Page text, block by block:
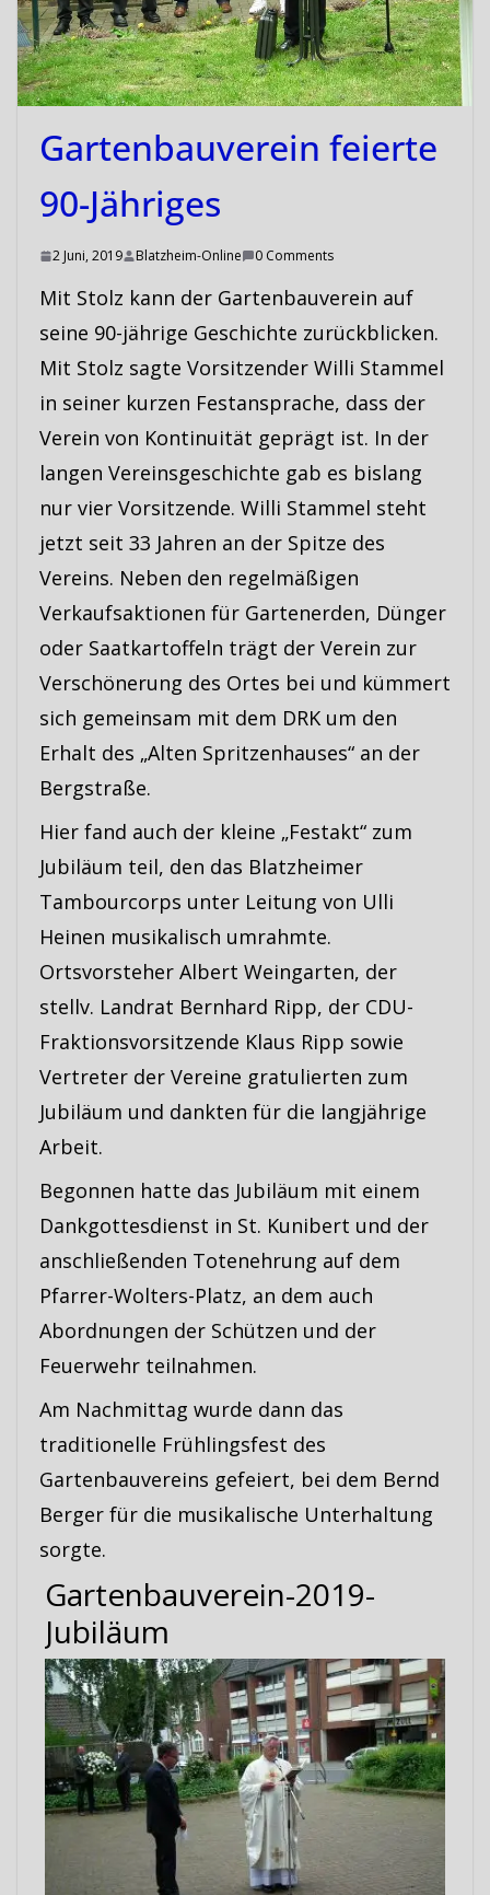
Gartenbauverein feierte
90-Jähriges
2 Juni, 2019 Blatzheim-Online 0 Comments
Mit Stolz kann der Gartenbauverein auf
seine 90-jährige Geschichte zurückblicken.
Mit Stolz sagte Vorsitzender Willi Stammel
in seiner kurzen Festansprache, dass der
Verein von Kontinuität geprägt ist. In der
langen Vereinsgeschichte gab es bislang
nur vier Vorsitzende. Willi Stammel steht
jetzt seit 33 Jahren an der Spitze des
Vereins. Neben den regelmäßigen
Verkaufsaktionen für Gartenerden, Dünger
oder Saatkartoffeln trägt der Verein zur
Verschönerung des Ortes bei und kümmert
sich gemeinsam mit dem DRK um den
Erhalt des „Alten Spritzenhauses“ an der
Bergstraße.
Hier fand auch der kleine „Festakt“ zum
Jubiläum teil, den das Blatzheimer
Tambourcorps unter Leitung von Ulli
Heinen musikalisch umrahmte.
Ortsvorsteher Albert Weingarten, der
stellv. Landrat Bernhard Ripp, der CDU-
Fraktionsvorsitzende Klaus Ripp sowie
Vertreter der Vereine gratulierten zum
Jubiläum und dankten für die langjährige
Arbeit.
Begonnen hatte das Jubiläum mit einem
Dankgottesdienst in St. Kunibert und der
anschließenden Totenehrung auf dem
Pfarrer-Wolters-Platz, an dem auch
Abordnungen der Schützen und der
Feuerwehr teilnahmen.
Am Nachmittag wurde dann das
traditionelle Frühlingsfest des
Gartenbauvereins gefeiert, bei dem Bernd
Berger für die musikalische Unterhaltung
sorgte.
Gartenbauverein-2019-
Jubiläum